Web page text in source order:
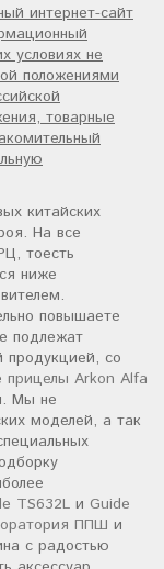
интернет-сайт
условиях не
положениями
товарные
китайских
На все
тоесть
ниже
повышаете
подлежат
продукцией, со
прицелы Arkon Alfa
Мы не
моделей, а так
TS632L и Guide
ППШ и
с радостью